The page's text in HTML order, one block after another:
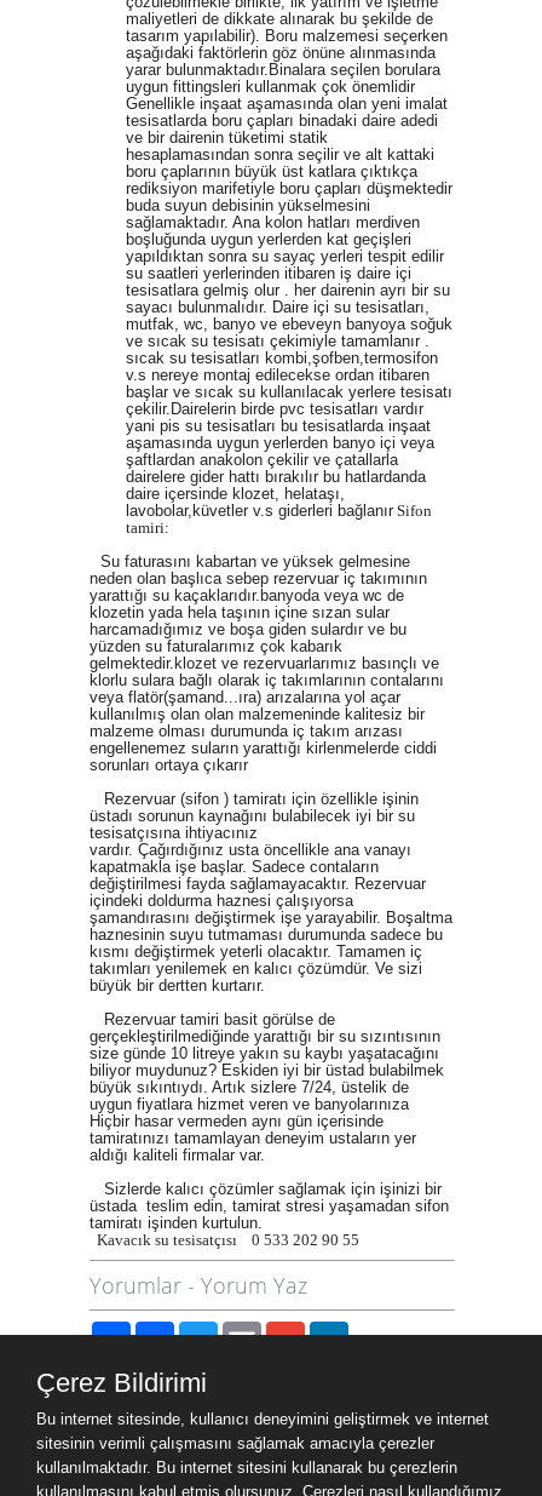
maliyetleri de dikkate alınarak bu şekilde de
tasarım yapılabilir). Boru malzemesi seçerken
aşağıdaki faktörlerin göz önüne alınmasında
yarar bulunmaktadır.Binalara seçilen borulara
uygun fittingsleri kullanmak çok önemlidir
Genellikle inşaat aşamasında olan yeni imalat
tesisatlarda boru çapları binadaki daire adedi
ve bir dairenin tüketimi statik
hesaplamasından sonra seçilir ve alt kattaki
boru çaplarının büyük üst katlara çıktıkça
rediksiyon marifetiyle boru çapları düşmektedir
buda suyun debisinin yükselmesini
sağlamaktadır. Ana kolon hatları merdiven
boşluğunda uygun yerlerden kat geçişleri
yapıldıktan sonra su sayaç yerleri tespit edilir
su saatleri yerlerinden itibaren iş daire içi
tesisatlara gelmiş olur . her dairenin ayrı bir su
sayacı bulunmalıdır. Daire içi su tesisatları,
mutfak, wc, banyo ve ebeveyn banyoya soğuk
ve sıcak su tesisatı çekimiyle tamamlanır .
sıcak su tesisatları kombi,şofben,termosifon
v.s nereye montaj edilecekse ordan itibaren
başlar ve sıcak su kullanılacak yerlere tesisatı
çekilir.Dairelerin birde pvc tesisatları vardır
yani pis su tesisatları bu tesisatlarda inşaat
aşamasında uygun yerlerden banyo içi veya
şaftlardan anakolon çekilir ve çatallarla
dairelere gider hattı bırakılır bu hatlardanda
daire içersinde klozet, helataşı,
lavobolar,küvetler v.s giderleri bağlanır Sifon
tamiri:
Su faturasını kabartan ve yüksek gelmesine
neden olan başlıca sebep rezervuar iç takımının
yarattığı su kaçaklarıdır.banyoda veya wc de
klozetin yada hela taşının içine sızan sular
harcamadığımız ve boşa giden sulardır ve bu
yüzden su faturalarımız çok kabarık
gelmektedir.klozet ve rezervuarlarımız basınçlı ve
klorlu sulara bağlı olarak iç takımlarının contalarını
veya flatör(şamand...ıra) arızalarına yol açar
kullanılmış olan olan malzemeninde kalitesiz bir
malzeme olması durumunda iç takım arızası
engellenemez suların yarattığı kirlenmelerde ciddi
sorunları ortaya çıkarır
Rezervuar (sifon ) tamiratı için özellikle işinin
üstadı sorunun kaynağını bulabilecek iyi bir su
tesisatçısına ihtiyacınız
vardır. Çağırdığınız usta öncellikle ana vanayı
kapatmakla işe başlar. Sadece contaların
değiştirilmesi fayda sağlamayacaktır. Rezervuar
içindeki doldurma haznesi çalışıyorsa
şamandırasını değiştirmek işe yarayabilir. Boşaltma
haznesinin suyu tutmaması durumunda sadece bu
kısmı değiştirmek yeterli olacaktır. Tamamen iç
takımları yenilemek en kalıcı çözümdür. Ve sizi
büyük bir dertten kurtarır.
Rezervuar tamiri basit görülse de
gerçekleştirilmediğinde yarattığı bir su sızıntısının
size günde 10 litreye yakın su kaybı yaşatacağını
biliyor muydunuz? Eskiden iyi bir üstad bulabilmek
büyük sıkıntıydı. Artık sizlere 7/24, üstelik de
uygun fiyatlara hizmet veren ve banyolarınıza
Hiçbir hasar vermeden aynı gün içerisinde
tamiratınızı tamamlayan deneyim ustaların yer
aldığı kaliteli firmalar var.
Sizlerde kalıcı çözümler sağlamak için işinizi bir
üstada teslim edin, tamirat stresi yaşamadan sifon
tamiratı işinden kurtulun.
Kavacık su tesisatçısı 0 533 202 90 55
Yorumlar - Yorum Yaz
PaylaşFacebook
TwitterEmailGmailLinkedIn
Site Haritası
Site Haritası
Çerez Bildirimi
Bu internet sitesinde, kullanıcı deneyimini geliştirmek ve internet
sitesinin verimli çalışmasını sağlamak amacıyla çerezler
kullanılmaktadır. Bu internet sitesini kullanarak bu çerezlerin
kullanılmasını kabul etmiş olursunuz. Çerezleri nasıl kullandığımız